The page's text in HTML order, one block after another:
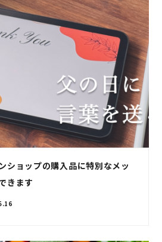
ショップの購入品に特別なメッ
きます